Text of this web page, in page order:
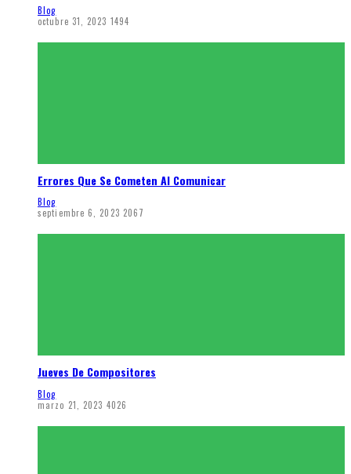
Blog
octubre 31, 2023 1494
Errores Que Se Cometen Al Comunicar
Blog
septiembre 6, 2023 2067
Jueves De Compositores
Blog
marzo 21, 2023 4026